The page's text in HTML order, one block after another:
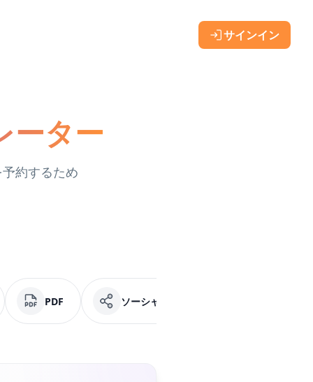
サインイン
ーター
約するため
PDF ソーシャルメディア